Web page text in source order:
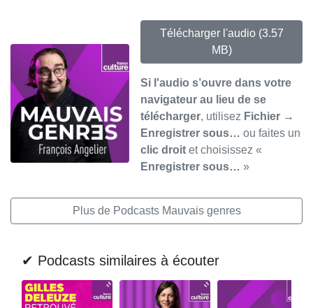
Télécharger l'audio (3.57
MB)
Si l'audio s’ouvre dans votre
navigateur au lieu de se
télécharger, utilisez Fichier →
Enregistrer sous… ou faites un
clic droit et choisissez «
Enregistrer sous… »
Plus de Podcasts Mauvais genres
✔ Podcasts similaires à écouter